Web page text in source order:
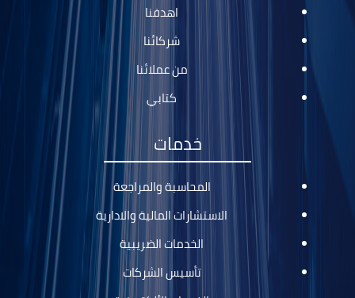
اهدفنا
شركائنا
من عملائنا
كتابي
خدمات
المحاسبة والمراجعة
الاستشارات المالية والادارية
الخدمات الضريبية
تأسيس الشركات